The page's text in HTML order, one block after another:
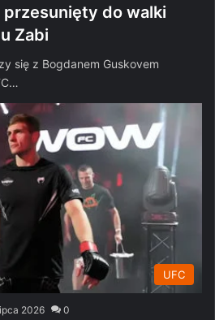
przesunięty do walki
Zabi
się z Bogdanem Guskovem
UFC
2026 0